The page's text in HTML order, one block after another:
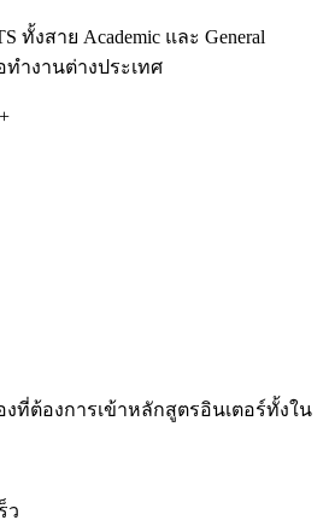
ทั้งสาย Academic และ General
ทำงานต่างประเทศ
งที่ต้องการเข้าหลักสูตรอินเตอร์ทั้งใน
ว